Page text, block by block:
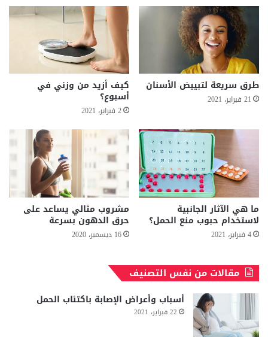
طرق سريعة لتبييض الأسنان
21 فبراير، 2021
كيف أزيد من وزني في
أسبوع؟
2 فبراير، 2021
ما هي الآثار الجانبية
لاستخدام حبوب منع الحمل؟
4 فبراير، 2021
مشروب مثالي يساعد على
حرق الدهون بسرعة
16 ديسمبر، 2020
مقالات من نفس التصنيف
أسباب وأعراض الإصابة باكتئاب الحمل
22 فبراير، 2021